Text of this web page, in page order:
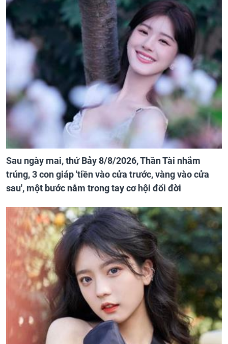
Sau ngày mai, thứ Bảy 8/8/2026, Thần Tài nhắm
trúng, 3 con giáp 'tiền vào cửa trước, vàng vào cửa
sau', một bước nắm trong tay cơ hội đổi đời